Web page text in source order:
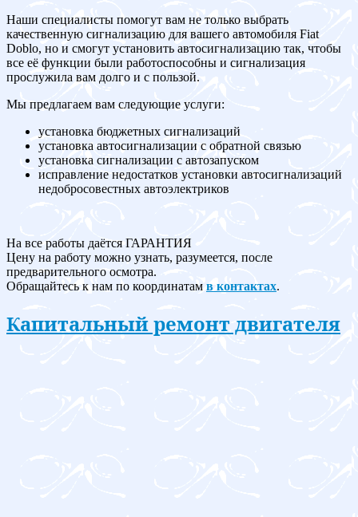
Наши специалисты помогут вам не только выбрать
качественную сигнализацию для вашего автомобиля Fiat
Doblo, но и смогут установить автосигнализацию так, чтобы
все её функции были работоспособны и сигнализация
прослужила вам долго и с пользой.
Мы предлагаем вам следующие услуги:
установка бюджетных сигнализаций
установка автосигнализации с обратной связью
установка сигнализации с автозапуском
исправление недостатков установки автосигнализаций
недобросовестных автоэлектриков
На все работы даётся ГАРАНТИЯ
Цену на работу можно узнать, разумеется, после
предварительного осмотра.
Обращайтесь к нам по координатам в контактах.
Капитальный ремонт двигателя